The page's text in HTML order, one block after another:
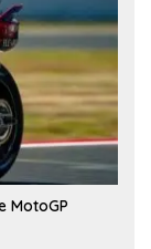
MotoGP